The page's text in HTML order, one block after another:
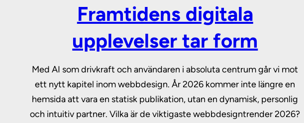
Framtidens digitala
upplevelser tar form
Med AI som drivkraft och användaren i absoluta centrum går vi mot
ett nytt kapitel inom webbdesign. År 2026 kommer inte längre en
hemsida att vara en statisk publikation, utan en dynamisk, personlig
och intuitiv partner. Vilka är de viktigaste webbdesigntrender 2026?